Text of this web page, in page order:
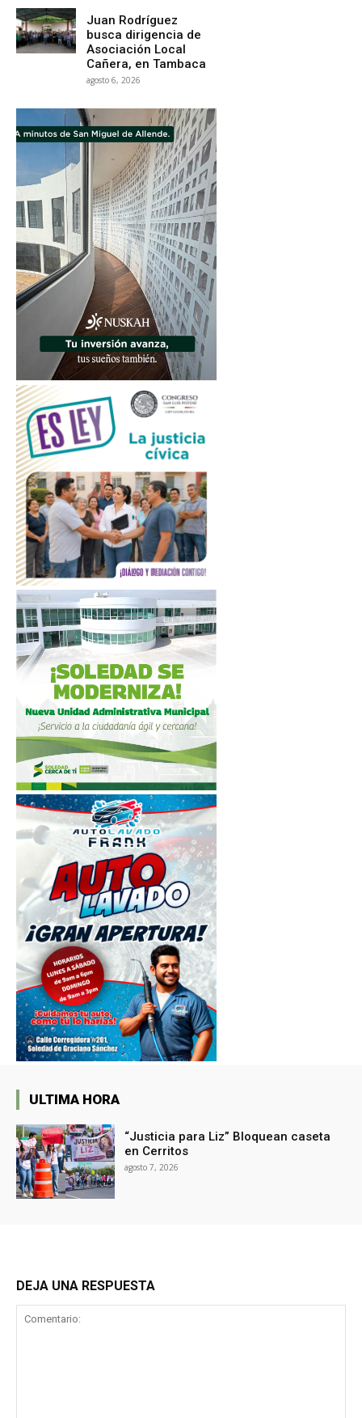
Juan Rodríguez
busca dirigencia de
Asociación Local
Cañera, en Tambaca
agosto 6, 2026
ULTIMA HORA
“Justicia para Liz” Bloquean caseta
en Cerritos
agosto 7, 2026
DEJA UNA RESPUESTA